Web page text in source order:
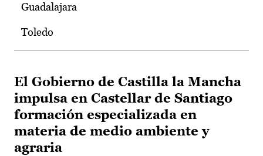
Guadalajara
Toledo
El Gobierno de Castilla la Mancha
impulsa en Castellar de Santiago
formación especializada en
materia de medio ambiente y
agraria